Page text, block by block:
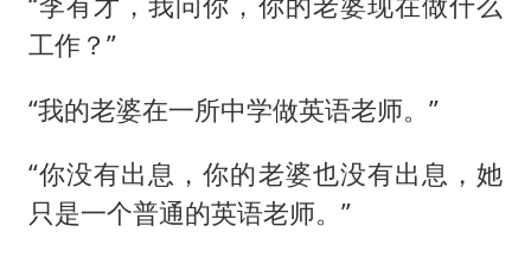
工作？”
“我的老婆在一所中学做英语老师。”
“你没有出息，你的老婆也没有出息，她
只是一个普通的英语老师。”